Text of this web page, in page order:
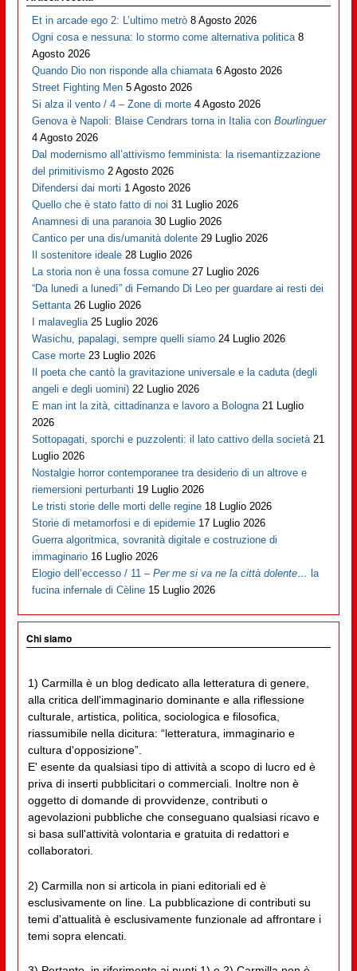
Et in arcade ego 2: L’ultimo metrò 8 Agosto 2026
Ogni cosa e nessuna: lo stormo come alternativa politica 8
Agosto 2026
Quando Dio non risponde alla chiamata 6 Agosto 2026
Street Fighting Men 5 Agosto 2026
Si alza il vento / 4 – Zone di morte 4 Agosto 2026
Genova è Napoli: Blaise Cendrars torna in Italia conBourlinguer
4 Agosto 2026
Dal modernismo all’attivismo femminista: la risemantizzazione
del primitivismo 2 Agosto 2026
Difendersi dai morti 1 Agosto 2026
Quello che è stato fatto di noi 31 Luglio 2026
Anamnesi di una paranoia 30 Luglio 2026
Cantico per una dis/umanità dolente 29 Luglio 2026
Il sostenitore ideale 28 Luglio 2026
La storia non è una fossa comune 27 Luglio 2026
“Da lunedì a lunedì” di Fernando Di Leo per guardare ai resti dei
Settanta 26 Luglio 2026
I malaveglia 25 Luglio 2026
Wasichu, papalagi, sempre quelli siamo 24 Luglio 2026
Case morte 23 Luglio 2026
Il poeta che cantò la gravitazione universale e la caduta (degli
angeli e degli uomini) 22 Luglio 2026
E man int la zità, cittadinanza e lavoro a Bologna 21 Luglio
2026
Sottopagati, sporchi e puzzolenti: il lato cattivo della società 21
Luglio 2026
Nostalgie horror contemporanee tra desiderio di un altrove e
riemersioni perturbanti 19 Luglio 2026
Le tristi storie delle morti delle regine 18 Luglio 2026
Storie di metamorfosi e di epidemie 17 Luglio 2026
Guerra algoritmica, sovranità digitale e costruzione di
immaginario 16 Luglio 2026
Elogio dell’eccesso / 11 –Per me si va ne la città dolente… la
fucina infernale di Cèline 15 Luglio 2026
Chi siamo
1) Carmilla è un blog dedicato alla letteratura di genere,
alla critica dell'immaginario dominante e alla riflessione
culturale, artistica, politica, sociologica e filosofica,
riassumibile nella dicitura: “letteratura, immaginario e
cultura d'opposizione”.
E' esente da qualsiasi tipo di attività a scopo di lucro ed è
priva di inserti pubblicitari o commerciali. Inoltre non è
oggetto di domande di provvidenze, contributi o
agevolazioni pubbliche che conseguano qualsiasi ricavo e
si basa sull'attività volontaria e gratuita di redattori e
collaboratori.
2) Carmilla non si articola in piani editoriali ed è
esclusivamente on line. La pubblicazione di contributi su
temi d'attualità è esclusivamente funzionale ad affrontare i
temi sopra elencati.